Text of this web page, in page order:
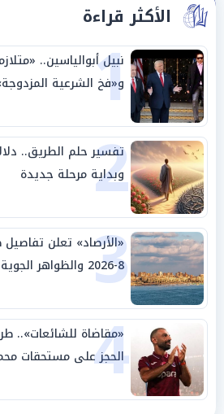
الأكثر قراءة
1
نبيل أبوالياسين..
و«فخ الشرعية
وحليفه في «ميتم
2
تفسير حلم الطريق..
وبداية مرحلة جديدة
3
8-2026 والظواهر الجوية
4
«مقاضاة للشائعات»..
الحجز على مستحقات